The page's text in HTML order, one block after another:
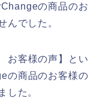
の商品のお
んでした。
お客様の声】とい
の商品のお客様の
した。